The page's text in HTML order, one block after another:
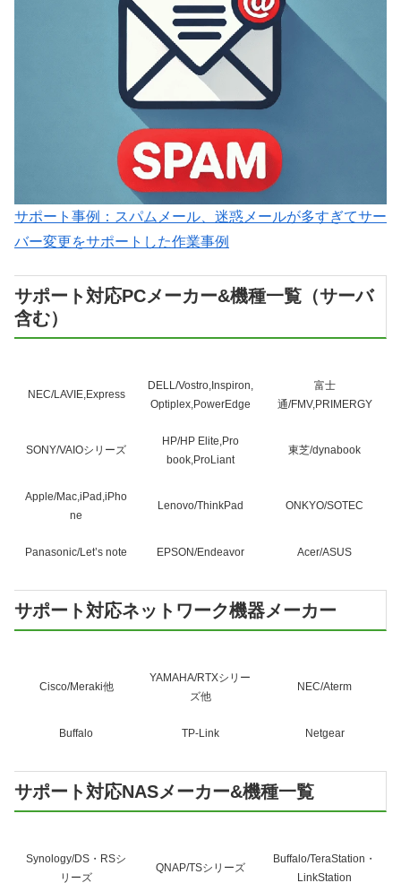
サポート事例：スパムメール、迷惑メールが多すぎてサー
バー変更をサポートした作業事例
サポート対応PCメーカー&機種一覧（サーバ
含む）
NEC/LAVIE,Express
DELL/Vostro,Inspiron,
Optiplex,PowerEdge
富士
通/FMV,PRIMERGY
SONY/VAIOシリーズ
HP/HP Elite,Pro
book,ProLiant
東芝/dynabook
Apple/Mac,iPad,iPho
ne
Lenovo/ThinkPad ONKYO/SOTEC
Panasonic/Let’s note EPSON/Endeavor Acer/ASUS
サポート対応ネットワーク機器メーカー
Cisco/Meraki他
YAMAHA/RTXシリー
ズ他
NEC/Aterm
Buffalo TP-Link Netgear
サポート対応NASメーカー&機種一覧
Synology/DS・RSシ
リーズ
QNAP/TSシリーズ
Buffalo/TeraStation・
LinkStation